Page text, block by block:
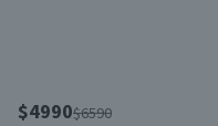
$4990$6590